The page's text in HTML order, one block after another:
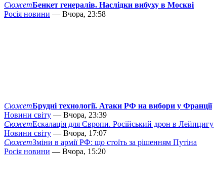
СюжетБенкет генералів. Наслідки вибуху в Москві
Росія новини — Вчора, 23:58
СюжетБрудні технології. Атаки РФ на вибори у Франції
Новини світу — Вчора, 23:39
СюжетЕскалація для Європи. Російський дрон в Лейпцигу
Новини світу — Вчора, 17:07
СюжетЗміни в армії РФ: що стоїть за рішенням Путіна
Росія новини — Вчора, 15:20